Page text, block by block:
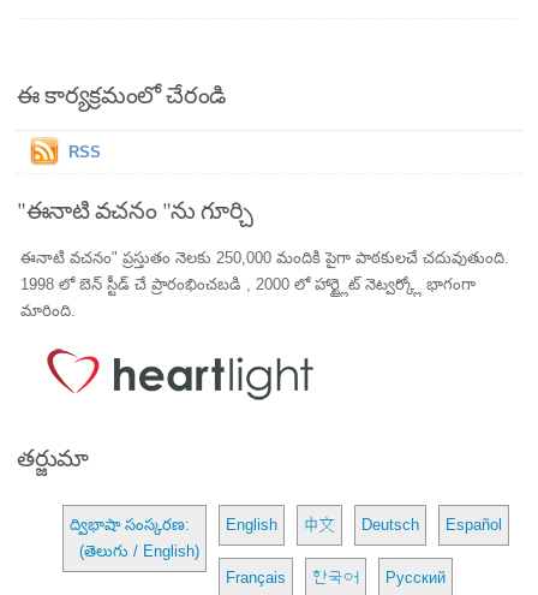
ఈ కార్యక్రమంలో చేరండి
RSS
"ఈనాటి వచనం "ను గూర్చి
ఈనాటి వచనం" ప్రస్తుతం నెలకు 250,000 మందికి పైగా పాఠకులచే చదువుతుంది.
1998 లో బెన్ స్టీడ్ చే ప్రారంభించబడి , 2000 లో హార్ట్లైట్ నెట్వర్క్లో భాగంగా
మారింది.
తర్జుమా
ద్విభాషా సంస్కరణ:
(తెలుగు / English)
English 中文 Deutsch Español
Français 한국어 Русский